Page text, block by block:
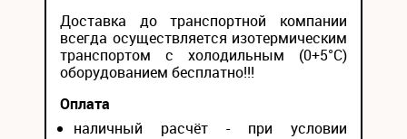
Доставка до транспортной компании
всегда осуществляется изотермическим
транспортом с холодильным (0+5°С)
оборудованием бесплатно!!!
Оплата
наличный расчёт - при условии